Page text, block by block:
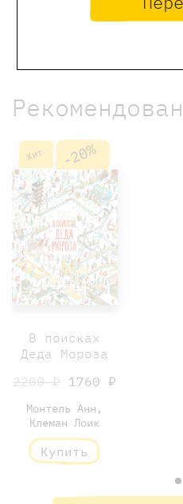
Обращаем Ваше
оставлять только
Хит -20%
В поисках
Деда Мороза
2200 ₽ 1760 ₽
Монтель Анн,
Клеман Лоик
Купить